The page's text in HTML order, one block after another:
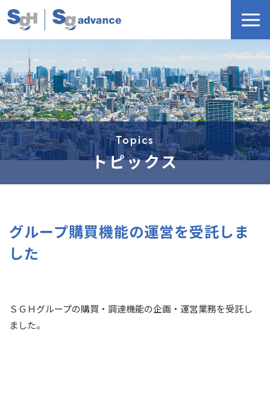
Topics
トピックス
グループ購買機能の運営を受託しま
した
ＳＧＨグループの購買・調達機能の企画・運営業務を受託し
ました。